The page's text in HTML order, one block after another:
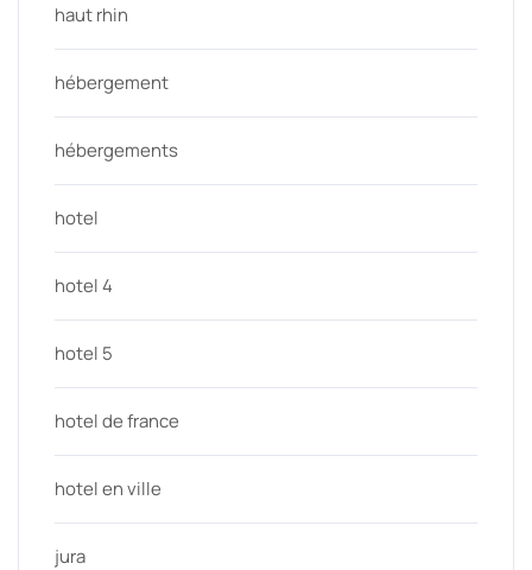
haut rhin
hébergement
hébergements
hotel
hotel 4
hotel 5
hotel de france
hotel en ville
jura